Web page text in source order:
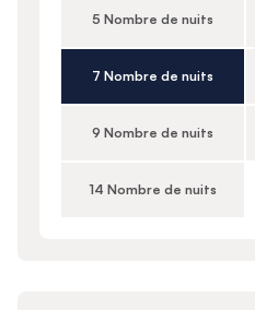
5 Nombre de nuits
7 Nombre de nuits
9 Nombre de nuits
14 Nombre de nuits